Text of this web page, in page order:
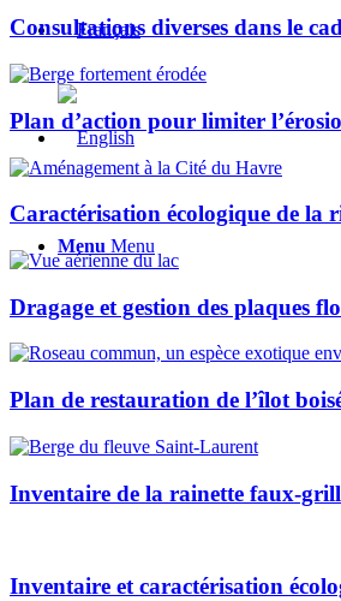
Menu Menu
Consultations diverses dans le
Plan d’action pour limiter
Caractérisation écologique de
Dragage et gestion des plaques
Plan de restauration de l’îlot
Inventaire de la rainette faux-
Inventaire et caractérisation